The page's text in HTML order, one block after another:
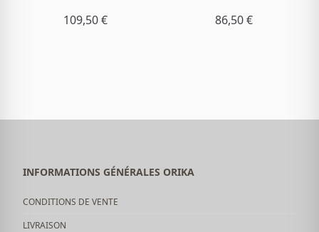
109,50 € 86,50 €
INFORMATIONS GÉNÉRALES ORIKA
CONDITIONS DE VENTE
LIVRAISON